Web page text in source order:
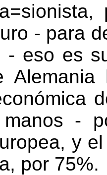
- para
- eso es
-
y
por 75%.